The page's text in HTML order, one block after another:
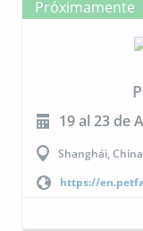
Próximamente
19 al 23 de
Shanghái, China
https://